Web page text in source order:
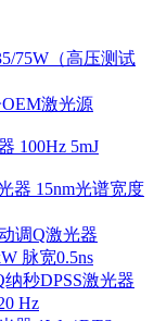
75W（高压测试
OEM激光源
100Hz 5mJ
器 15nm光谱宽度
调Q激光器
脉宽0.5ns
秒DPSS激光器
Hz